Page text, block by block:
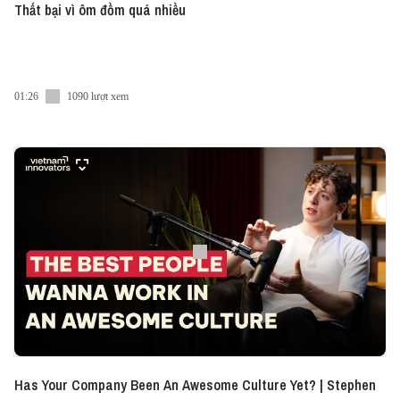
Thất bại vì ôm đồm quá nhiều
01:26 1090 lượt xem
Has Your Company Been An Awesome Culture Yet? | Stephen